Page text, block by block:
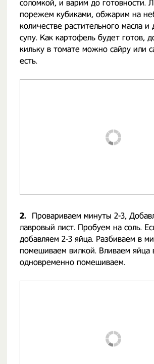
соломкой, и варим до готовности.
порежем кубиками, обжарим на
количестве растительного масла и
супу. Как картофель будет готов,
кильку в томате можно сайру или
есть.
2.
Провариваем минуты 2-3,
лавровый лист. Пробуем на соль.
добавляем 2-3 яйца. Разбиваем в
помешиваем вилкой. Вливаем яйца
одновременно помешиваем.